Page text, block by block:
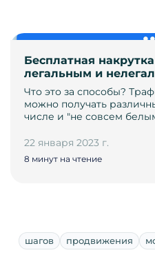
Бесплатная
легальным и
Что это за способы?
можно получать
числе и "не совсем
22 января 2023 г.
8 минут на чтение
шагов продвижения